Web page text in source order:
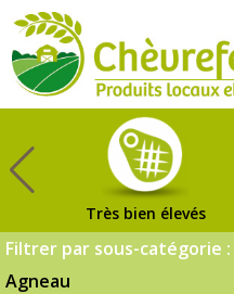
Très bien élevés
Filtrer par sous-catégorie :
Agneau